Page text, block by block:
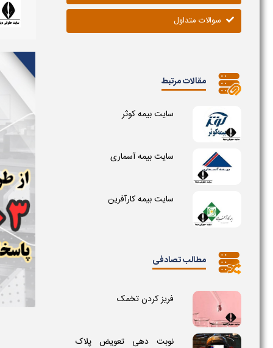
سوالات متداول
مقالات مرتبط
سایت بیمه کوثر
سایت بیمه آسماری
سایت بیمه کارآفرین
مطالب تصادفی
فریز کردن تخمک
نوبت دهی تعویض پلاک